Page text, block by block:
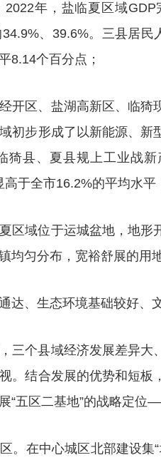
年，盐临夏区域
、39.6%。三县居
8.14个百分点；
开区、盐湖高新区、临猗
初步形成了以新能源、
猗县、夏县规上工业战
于全市16.2%的平均水平
区域位于运城盆地，地形
均匀分布，宽裕舒展的用
达、生态环境基础较好、
三个县域经济发展差异大
。结合发展的优势和短板
“五区二基地”的战略定
。在中心城区北部建设集“